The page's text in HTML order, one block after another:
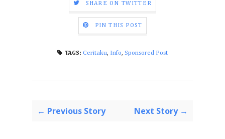
SHARE ON TWITTER
PIN THIS POST
TAGS: Ceritaku, Info, Sponsored Post
← Previous Story Next Story →